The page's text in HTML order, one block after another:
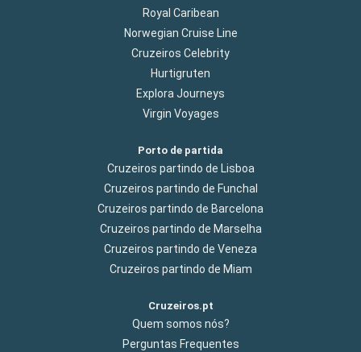
Royal Caribean
Norwegian Cruise Line
Cruzeiros Celebrity
Hurtigruten
Explora Journeys
Virgin Voyages
Porto de partida
Cruzeiros partindo de Lisboa
Cruzeiros partindo de Funchal
Cruzeiros partindo de Barcelona
Cruzeiros partindo de Marselha
Cruzeiros partindo de Veneza
Cruzeiros partindo de Miam
Cruzeiros.pt
Quem somos nós?
Perguntas Frequentes